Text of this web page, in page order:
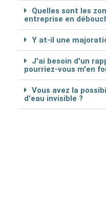
Quelles sont les
entreprise en
Y at-il une
J'ai besoin d'un
pourriez-vous m'en
Vous avez la
d'eau invisible ?